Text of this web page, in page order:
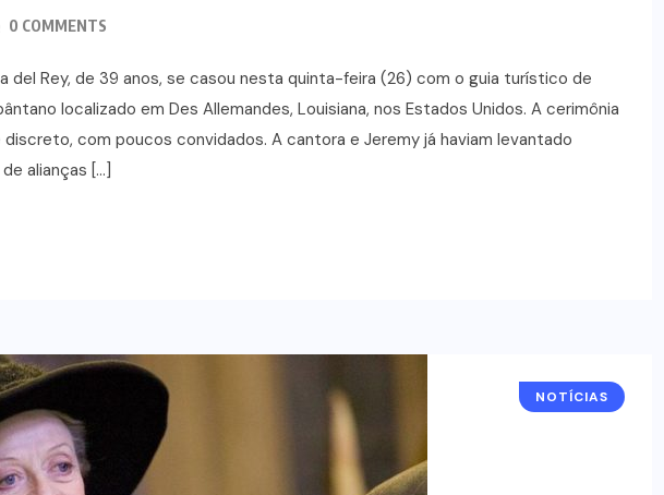
0 COMMENTS
del Rey, de 39 anos, se casou nesta quinta-feira (26) com o guia turístico de
localizado em Des Allemandes, Louisiana, nos Estados Unidos. A cerimônia
com poucos convidados. A cantora e Jeremy já haviam levantado
alianças […]
NOTÍCIAS